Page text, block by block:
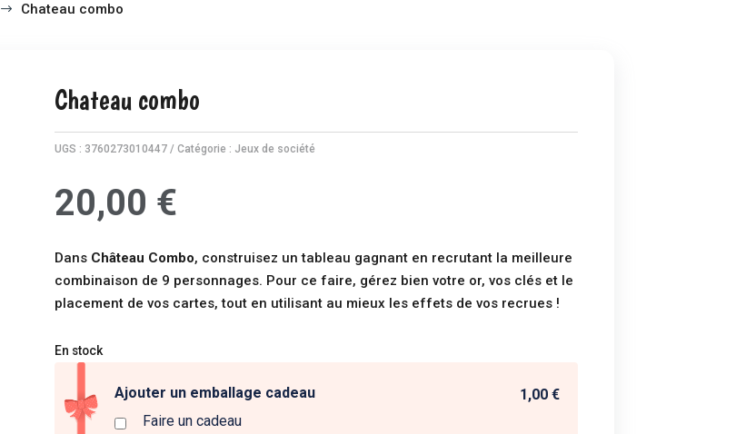
$ Chateau combo
Chateau combo
UGS : 3760273010447 Catégorie : Jeux de société
20,00 €
Dans Château Combo, construisez un tableau gagnant en recrutant la meilleure
combinaison de 9 personnages. Pour ce faire, gérez bien votre or, vos clés et le
placement de vos cartes, tout en utilisant au mieux les effets de vos recrues !
En stock
Ajouter un emballage cadeau
Faire un cadeau
1,00 €